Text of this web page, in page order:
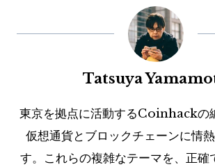
Tatsuya
東京を拠点に活動するCoinhackの
仮想通貨とブロックチェーンに情
す。これらの複雑なテーマを、正確